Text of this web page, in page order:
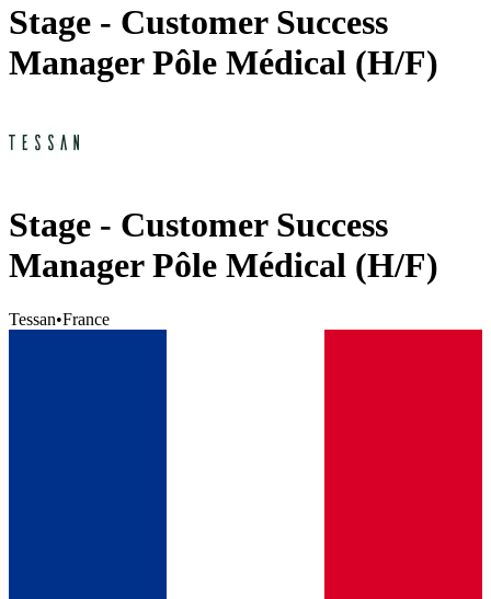
Stage - Customer Success
Manager Pôle Médical (H/F)
Stage - Customer Success
Manager Pôle Médical (H/F)
Tessan•France